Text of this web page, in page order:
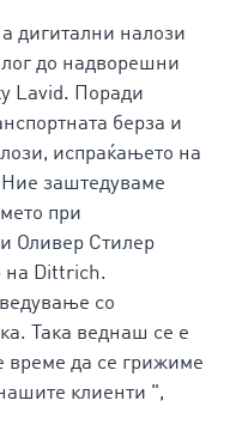
дигитални налози
до надворешни
Lavid. Поради
берза и
испраќањето на
заштедуваме
при
Оливер Стилер
на Dittrich.
со
Така веднаш се е
време да се грижиме
клиенти ",